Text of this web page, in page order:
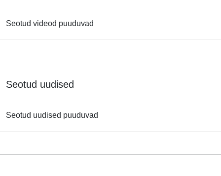
Seotud videod puuduvad
Seotud uudised
Seotud uudised puuduvad